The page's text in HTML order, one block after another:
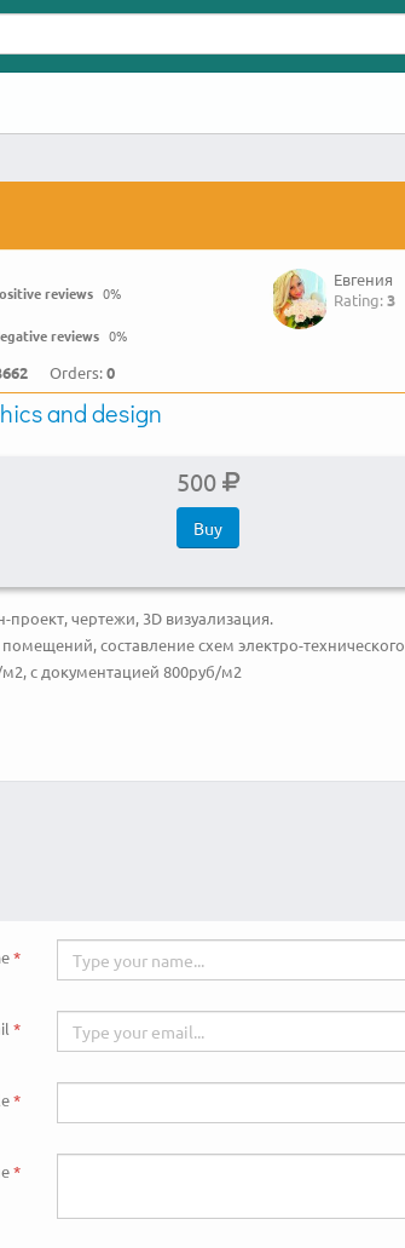
Евгения
Rating:3
reviews 0%
reviews 0%
Orders:0
and design
500
Buy
проект, чертежи, 3D визуализация.
составление схем электро-технического
с документацией 800руб/м2